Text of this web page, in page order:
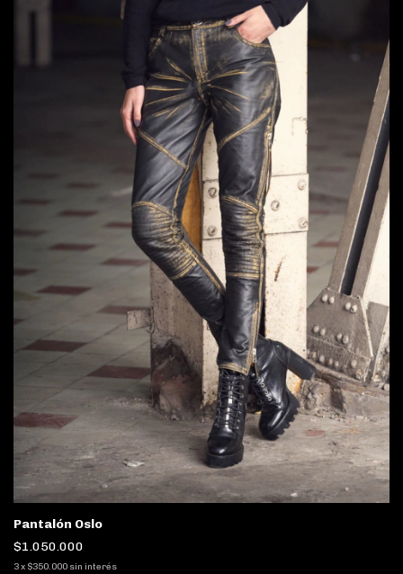
Pantalón Oslo
$1.050.000
3x $350.000 sin interés